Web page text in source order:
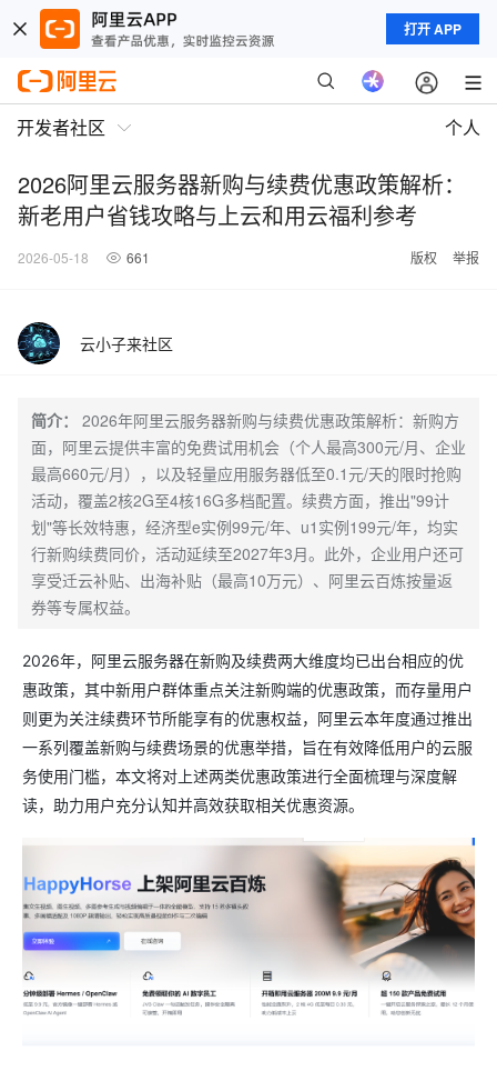
打开 APP
开发者社区 个人
2026阿里云服务器新购与续费优惠政策解析：
新老用户省钱攻略与上云和用云福利参考
2026-05-18 661 版权 举报
云小子来社区
简介：
2026年阿里云服务器新购与续费优惠政策解析：新购方
面，阿里云提供丰富的免费试用机会（个人最高300元/月、企业
最高660元/月），以及轻量应用服务器低至0.1元/天的限时抢购
活动，覆盖2核2G至4核16G多档配置。续费方面，推出"99计
划"等长效特惠，经济型e实例99元/年、u1实例199元/年，均实
行新购续费同价，活动延续至2027年3月。此外，企业用户还可
享受迁云补贴、出海补贴（最高10万元）、阿里云百炼按量返
券等专属权益。
2026年，阿里云服务器在新购及续费两大维度均已出台相应的优
惠政策，其中新用户群体重点关注新购端的优惠政策，而存量用户
则更为关注续费环节所能享有的优惠权益，阿里云本年度通过推出
一系列覆盖新购与续费场景的优惠举措，旨在有效降低用户的云服
务使用门槛，本文将对上述两类优惠政策进行全面梳理与深度解
读，助力用户充分认知并高效获取相关优惠资源。